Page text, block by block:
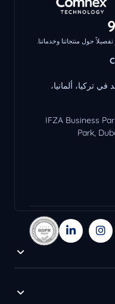
حول منتجاتنا وخدماتنا.
تركيا، ألمانيا،
IFZA Business
Park,